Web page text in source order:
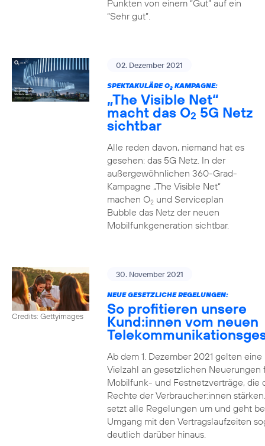
Punkten von einem “Gut” auf ein
“Sehr gut”.
02. Dezember 2021
SPEKTAKULÄRE O2KAMPAGNE:
„The Visible Net“
macht das O2 5G Netz
sichtbar
Alle reden davon, niemand hat es
gesehen: das 5G Netz. In der
außergewöhnlichen 360-Grad-
Kampagne „The Visible Net“
machen O2und Serviceplan
Bubble das Netz der neuen
Mobilfunkgeneration sichtbar.
Credits: Gettyimages
30. November 2021
NEUE GESETZLICHE REGELUNGEN:
So profitieren unsere
Kund:innen vom neuen
Ab dem 1. Dezember 2021 gelten eine
Vielzahl an gesetzlichen Neuerungen
Mobilfunk- und Festnetzverträge, die
Rechte der Verbraucher:innen
setzt alle Regelungen um und geht
Umgang mit den Vertragslaufzeiten
deutlich darüber hinaus.